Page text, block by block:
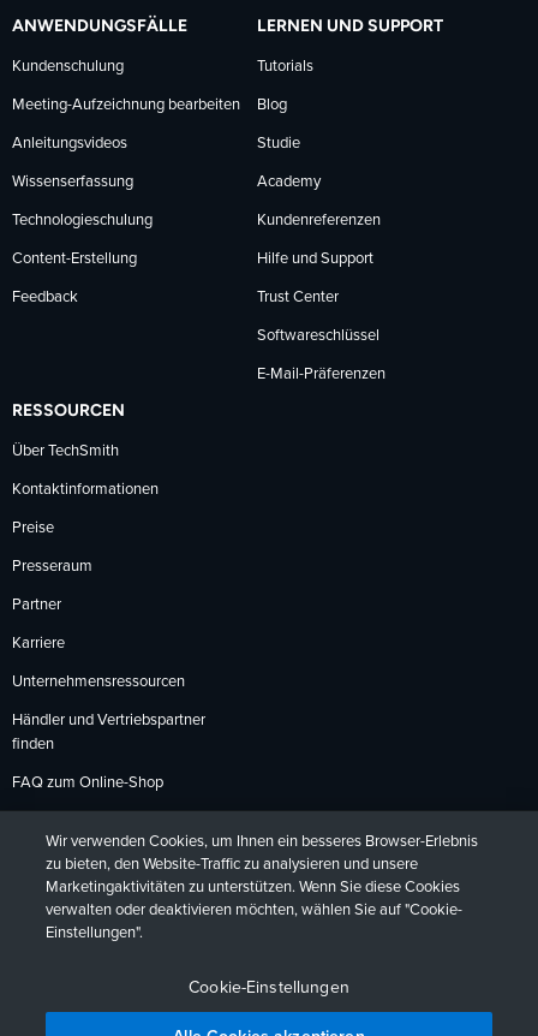
ANWENDUNGSFÄLLE
Kundenschulung
Meeting-Aufzeichnung bearbeiten
Anleitungsvideos
Wissenserfassung
Technologieschulung
Content-Erstellung
Feedback
LERNEN UND SUPPORT
Tutorials
Blog
Studie
Academy
Kundenreferenzen
Hilfe und Support
Trust Center
Softwareschlüssel
E-Mail-Präferenzen
RESSOURCEN
Über TechSmith
Kontaktinformationen
Preise
Presseraum
Partner
Karriere
Unternehmensressourcen
Händler und Vertriebspartner
finden
FAQ zum Online-Shop
Rückgabebedingungen
DeutschFrançaisEspañol日本語
Wir verwenden Cookies, um Ihnen ein besseres Browser-Erlebnis
zu bieten, den Website-Traffic zu analysieren und unsere
Marketingaktivitäten zu unterstützen. Wenn Sie diese Cookies
verwalten oder deaktivieren möchten, wählen Sie auf "Cookie-
Einstellungen".
Cookie-Einstellungen